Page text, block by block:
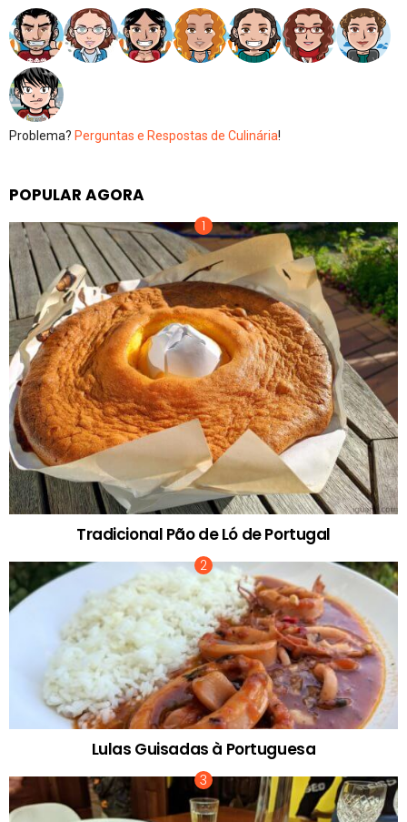
Problema? Perguntas e Respostas de Culinária!
POPULAR AGORA
Tradicional Pão de Ló de Portugal
Lulas Guisadas à Portuguesa